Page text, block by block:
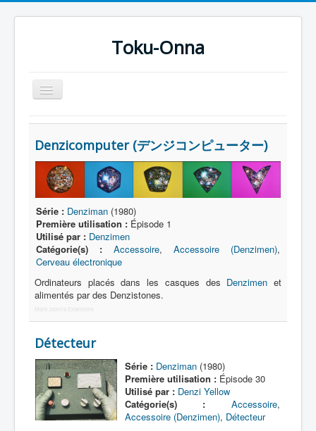
Toku-Onna
Basculer
la
Accueil
Toku-Actrices
Toku-Critiques
Séries
Films
COSAA
Dessins
Artiste Asperger
Série
Acteur
Équipe
Personnage
Denzicomputer (デンジコンピューター)
Série : Denziman (1980)
Première utilisation : Épisode 1
Utilisé par : Denzimen
Catégorie(s) :
Accessoire, Accessoire (Denzimen),
Cerveau électronique
Ordinateurs placés dans les casques des Denzimen et
alimentés par des Denzistones.
More Joomla Extensions
Détecteur
Série : Denziman(1980)
Première utilisation :Épisode 30
Utilisé par : Denzi Yellow
Catégorie(s) :
Accessoire,
Accessoire (Denzimen), Détecteur